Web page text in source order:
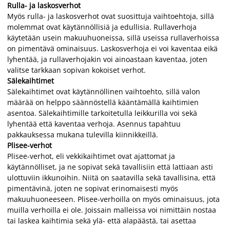
Rulla- ja laskosverhot
Myös rulla- ja laskosverhot ovat suosittuja vaihtoehtoja, sillä
molemmat ovat käytännöllisiä ja edullisia. Rullaverhoja
käytetään usein makuuhuoneissa, sillä useissa rullaverhoissa
on pimentävä ominaisuus. Laskosverhoja ei voi kaventaa eikä
lyhentää, ja rullaverhojakin voi ainoastaan kaventaa, joten
valitse tarkkaan sopivan kokoiset verhot.
Sälekaihtimet
Sälekaihtimet ovat käytännöllinen vaihtoehto, sillä valon
määrää on helppo säännöstellä kääntämällä kaihtimien
asentoa. Sälekaihtimille tarkoitetulla leikkurilla voi sekä
lyhentää että kaventaa verhoja. Asennus tapahtuu
pakkauksessa mukana tulevilla kiinnikkeillä.
Plisee-verhot
Plisee-verhot, eli vekkikaihtimet ovat ajattomat ja
käytännölliset, ja ne sopivat sekä tavallisiin että lattiaan asti
ulottuviin ikkunoihin. Niitä on saatavilla sekä tavallisina, että
pimentävinä, joten ne sopivat erinomaisesti myös
makuuhuoneeseen. Plisee-verhoilla on myös ominaisuus, jota
muilla verhoilla ei ole. Joissain malleissa voi nimittäin nostaa
tai laskea kaihtimia sekä ylä- että alapäästä, tai asettaa